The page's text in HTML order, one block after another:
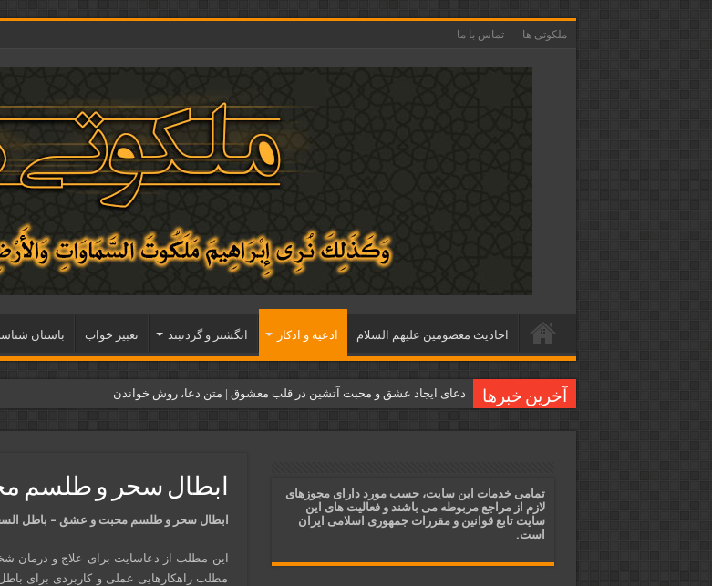
ملکوتی ها تماس با ما
احاديث معصومين عليهم السلام ادعيه و اذكار انگشتر و گردنبند تعبیر خواب باستان
آخرین خبرها دعای ایجاد عشق و محبت آتشین در قلب معشوق | متن دعا، روش خواندن
دعای افزایش رزق و روزی و ثروتمند شدن | متن دعا و اذکار مجرب
ابطال سحر و طلسم
ابطال سحر و طلسم محبت و عشق – باطل
این مطلب از دعاسایت برای علاج و
مطلب راهکارهایی عملی و کاربردی برای
تمامی خدمات این سایت، حسب مورد دارای مجوزهای
لازم از مراجع مربوطه می باشند و فعالیت های این
سایت تابع قوانین و مقررات جمهوری اسلامی ایران
است.